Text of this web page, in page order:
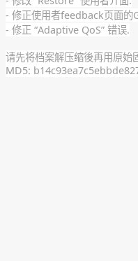
- 修正使用者feedback页面的
- 修正 “Adaptive QoS” 错误.
请先将档案解压缩後再用原始
MD5: